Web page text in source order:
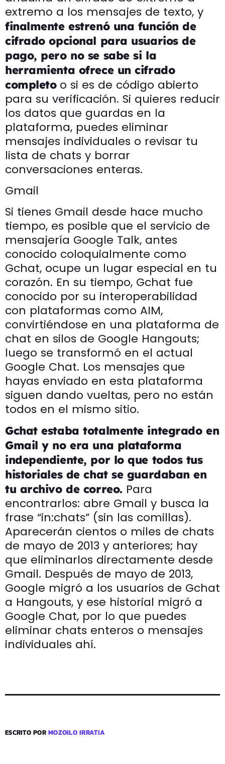
extremo a los mensajes de texto, y
finalmente estrenó una función de
cifrado opcional para usuarios de
pago, pero no se sabe si la
herramienta ofrece un cifrado
completoo si es de código abierto
para su verificación. Si quieres reducir
los datos que guardas en la
plataforma, puedes eliminar
mensajes individuales o revisar tu
lista de chats y borrar
conversaciones enteras.
Gmail
Si tienes Gmail desde hace mucho
tiempo, es posible que el servicio de
mensajería Google Talk, antes
conocido coloquialmente como
Gchat, ocupe un lugar especial en tu
corazón. En su tiempo, Gchat fue
conocido por su interoperabilidad
con plataformas como AIM,
convirtiéndose en una plataforma de
chat en silos de Google Hangouts;
luego se transformó en el actual
Google Chat. Los mensajes que
hayas enviado en esta plataforma
siguen dando vueltas, pero no están
todos en el mismo sitio.
Gchat estaba totalmente integrado en
Gmail y no era una plataforma
independiente, por lo que todos tus
historiales de chat se guardaban en
tu archivo de correo. Para
encontrarlos: abre Gmail y busca la
frase “in:chats” (sin las comillas).
Aparecerán cientos o miles de chats
de mayo de 2013 y anteriores; hay
que eliminarlos directamente desde
Gmail. Después de mayo de 2013,
Google migró a los usuarios de Gchat
a Hangouts, y ese historial migró a
Google Chat, por lo que puedes
eliminar chats enteros o mensajes
individuales ahí.
ESCRITO PORMOZOILO IRRATIA